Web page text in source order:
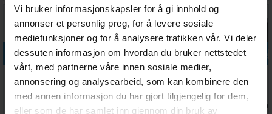
Vi bruker informasjonskapsler for å gi innhold og
annonser et personlig preg, for å levere sosiale
mediefunksjoner og for å analysere trafikken vår. Vi deler
dessuten informasjon om hvordan du bruker nettstedet
vårt, med partnerne våre innen sosiale medier,
annonsering og analysearbeid, som kan kombinere den
med annen informasjon du har gjort tilgjengelig for dem,
eller som de har samlet inn gjennom din bruk av
Legg i handlekurven
Sector
Mechanicus
Sacristan
464,- Ventes inn
Legg i handlekurven
Stronghold
869,- Antall på
Legg i handlekurven
Markers
40k/AoS 4.0
249,- Antall på
Legg i
Shield
Generator
529,- Antall på